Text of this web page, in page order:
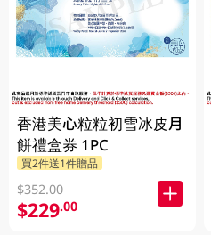
香港美心粒粒初雪冰皮月
餅禮盒券 1PC
買2件送1件贈品
$352.00
$229.00